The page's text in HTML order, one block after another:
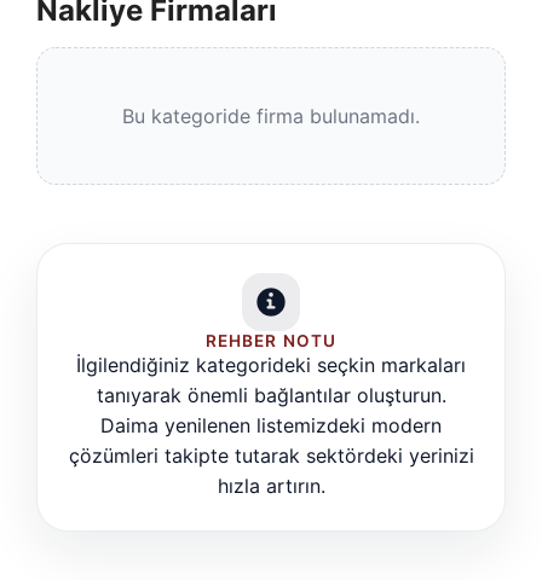
Nakliye Firmaları
Bu kategoride firma bulunamadı.
REHBER NOTU
İlgilendiğiniz kategorideki seçkin markaları
tanıyarak önemli bağlantılar oluşturun.
Daima yenilenen listemizdeki modern
çözümleri takipte tutarak sektördeki yerinizi
hızla artırın.